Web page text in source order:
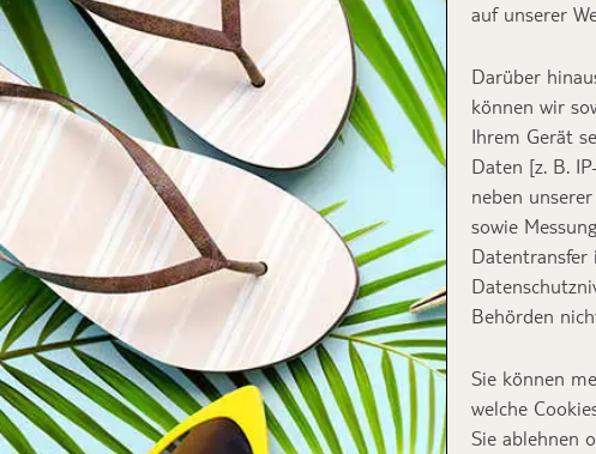
auf unserer
Darüber
können wir
Ihrem Gerät
Daten [z. B.
neben
sowie
Datentransfer
Behörden
Sie können
welche
Sie ablehnen